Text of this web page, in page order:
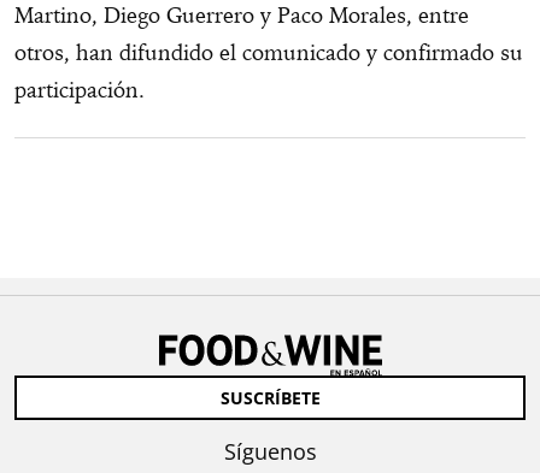
Martino, Diego Guerrero y Paco Morales, entre
otros, han difundido el comunicado y confirmado su
participación.
SUSCRÍBETE
Síguenos